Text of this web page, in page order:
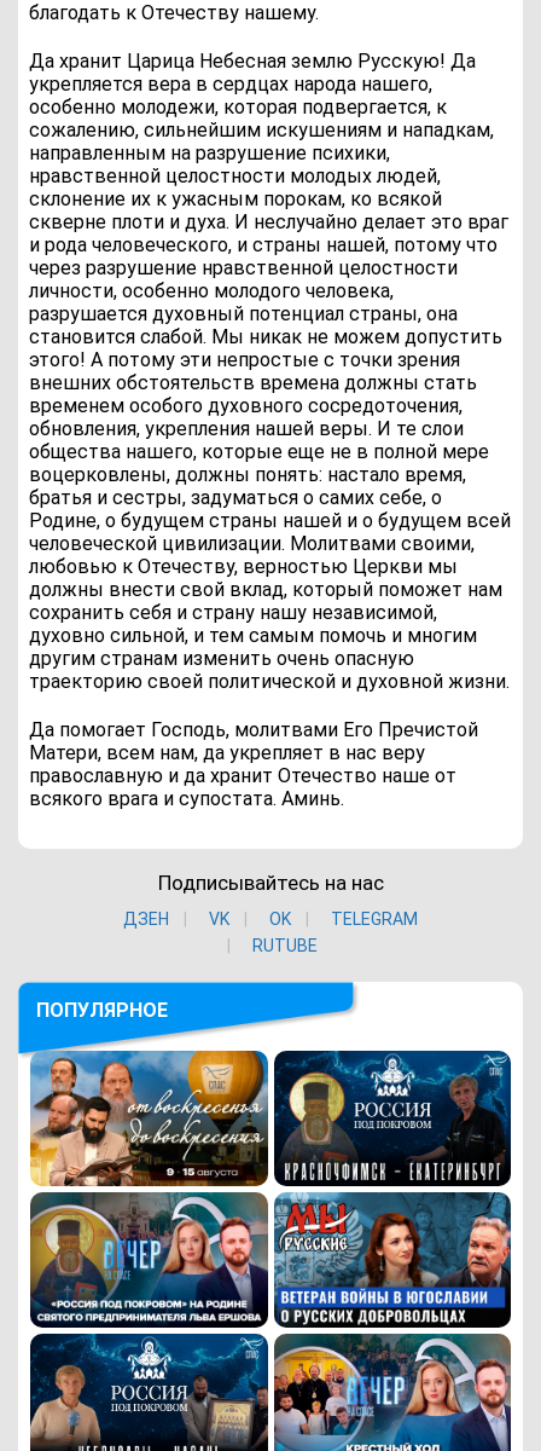
благодать к Отечеству нашему.
Да хранит Царица Небесная землю Русскую! Да
укрепляется вера в сердцах народа нашего,
особенно молодежи, которая подвергается, к
сожалению, сильнейшим искушениям и нападкам,
направленным на разрушение психики,
нравственной целостности молодых людей,
склонение их к ужасным порокам, ко всякой
скверне плоти и духа. И неслучайно делает это враг
и рода человеческого, и страны нашей, потому что
через разрушение нравственной целостности
личности, особенно молодого человека,
разрушается духовный потенциал страны, она
становится слабой. Мы никак не можем допустить
этого! А потому эти непростые с точки зрения
внешних обстоятельств времена должны стать
временем особого духовного сосредоточения,
обновления, укрепления нашей веры. И те слои
общества нашего, которые еще не в полной мере
воцерковлены, должны понять: настало время,
братья и сестры, задуматься о самих себе, о
Родине, о будущем страны нашей и о будущем всей
человеческой цивилизации. Молитвами своими,
любовью к Отечеству, верностью Церкви мы
должны внести свой вклад, который поможет нам
сохранить себя и страну нашу независимой,
духовно сильной, и тем самым помочь и многим
другим странам изменить очень опасную
траекторию своей политической и духовной жизни.
Да помогает Господь, молитвами Его Пречистой
Матери, всем нам, да укрепляет в нас веру
православную и да хранит Отечество наше от
всякого врага и супостата. Аминь.
Подписывайтесь на нас
ДЗЕН VK ОK
TELEGRAM
RUTUBE
ПОПУЛЯРНОЕ